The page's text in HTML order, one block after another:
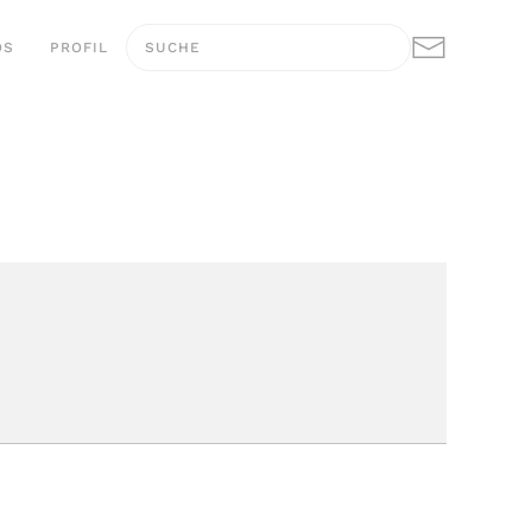
PROFIL